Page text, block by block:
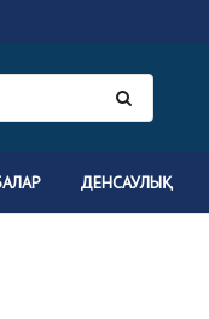
ДЕНСАУЛЫҚ